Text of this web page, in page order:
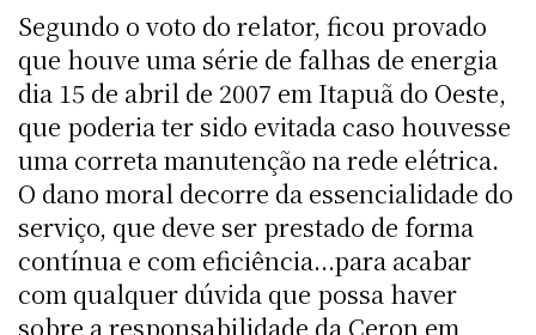
Segundo o voto do relator, ficou provado
que houve uma série de falhas de energia
dia 15 de abril de 2007 em Itapuã do Oeste,
que poderia ter sido evitada caso houvesse
uma correta manutenção na rede elétrica.
O dano moral decorre da essencialidade do
serviço, que deve ser prestado de forma
contínua e com eficiência...para acabar
com qualquer dúvida que possa haver
sobre a responsabilidade da Ceron em